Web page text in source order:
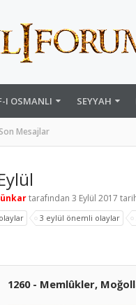
Son Mesajlar
I OSMANLI SEYYAH
tarafından 3 Eylül 2017
3 eylül önemli olaylar
1260 - Memlûkler,